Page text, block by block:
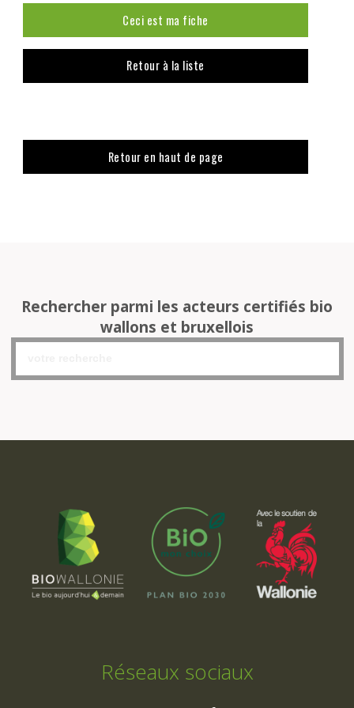
Ceci est ma fiche
Retour à la liste
Retour en haut de page
Rechercher parmi les acteurs certifiés bio
wallons et bruxellois
Réseaux sociaux